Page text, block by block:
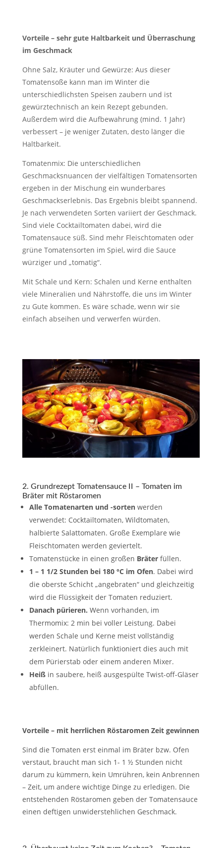
Vorteile – sehr gute Haltbarkeit und Überraschung
im Geschmack
Ohne Salz, Kräuter und Gewürze: Aus dieser
Tomatensoße kann man im Winter die
unterschiedlichsten Speisen zaubern und ist
gewürztechnisch an kein Rezept gebunden.
Außerdem wird die Aufbewahrung (mind. 1 Jahr)
verbessert – je weniger Zutaten, desto länger die
Haltbarkeit.
Tomatenmix: Die unterschiedlichen
Geschmacksnuancen der vielfältigen Tomatensorten
ergeben in der Mischung ein wunderbares
Geschmackserlebnis. Das Ergebnis bleibt spannend.
Je nach verwendeten Sorten variiert der Geschmack.
Sind viele Cocktailtomaten dabei, wird die
Tomatensauce süß. Sind mehr Fleischtomaten oder
grüne Tomatensorten im Spiel, wird die Sauce
würziger und „tomatig“.
Mit Schale und Kern: Schalen und Kerne enthalten
viele Mineralien und Nährstoffe, die uns im Winter
zu Gute kommen. Es wäre schade, wenn wir sie
einfach abseihen und verwerfen würden.
2. Grundrezept Tomatensauce II – Tomaten im
Bräter mit Röstaromen
Alle Tomatenarten und -sortenwerden
verwendet: Cocktailtomaten, Wildtomaten,
halbierte Salattomaten. Große Exemplare wie
Fleischtomaten werden geviertelt.
Tomatenstücke in einen großen Bräterfüllen.
1 – 1 1/2 Stunden bei 180 °C im Ofen. Dabei wird
die oberste Schicht „angebraten“ und gleichzeitig
wird die Flüssigkeit der Tomaten reduziert.
Danach pürieren. Wenn vorhanden, im
Thermomix: 2 min bei voller Leistung. Dabei
werden Schale und Kerne meist vollständig
zerkleinert. Natürlich funktioniert dies auch mit
dem Pürierstab oder einem anderen Mixer.
Heißin saubere, heiß ausgespülte Twist-off-Gläser
abfüllen.
Vorteile – mit herrlichen Röstaromen Zeit gewinnen
Sind die Tomaten erst einmal im Bräter bzw. Ofen
verstaut, braucht man sich 1- 1 ½ Stunden nicht
darum zu kümmern, kein Umrühren, kein Anbrennen
– Zeit, um andere wichtige Dinge zu erledigen. Die
entstehenden Röstaromen geben der Tomatensauce
einen deftigen unwiderstehlichen Geschmack.